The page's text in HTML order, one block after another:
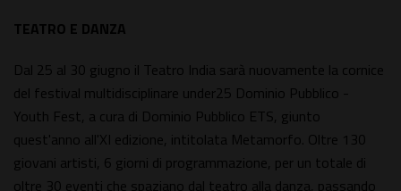
TEATRO E DANZA
Dal 25 al 30 giugno il Teatro India sarà nuovamente la cornice
del festival multidisciplinare under25 Dominio Pubblico -
Youth Fest, a cura di Dominio Pubblico ETS, giunto
quest'anno all'XI edizione, intitolata Metamorfo. Oltre 130
giovani artisti, 6 giorni di programmazione, per un totale di
oltre 30 eventi che spaziano dal teatro alla danza, passando